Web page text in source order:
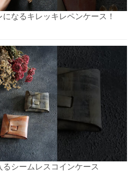
なるキレッキレペンケース！⁡
シームレスコインケース⁡⁡